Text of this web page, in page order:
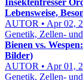
Insektenfresser
Lebensweise,
AUTOR • Apr 02,
Genetik, Zellen-
Bienen vs.
Bilder)
AUTOR • Apr 01,
Genetik, Zellen-